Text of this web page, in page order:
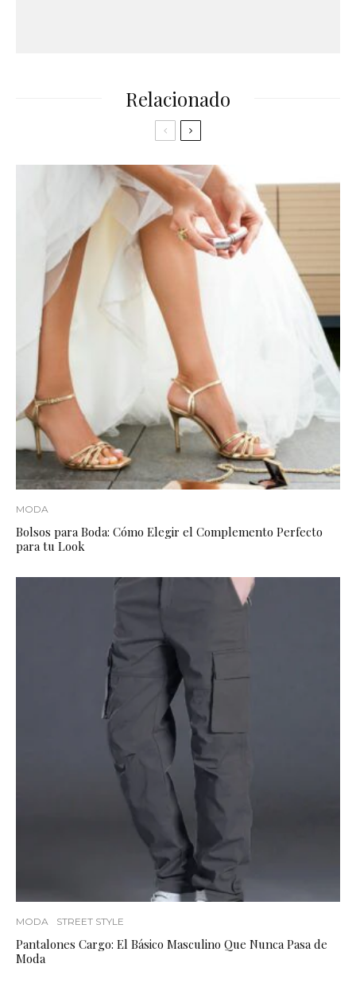
Relacionado
MODA
Bolsos para Boda: Cómo Elegir el Complemento Perfecto
para tu Look
MODA STREET STYLE
Pantalones Cargo: El Básico Masculino Que Nunca Pasa de
Moda